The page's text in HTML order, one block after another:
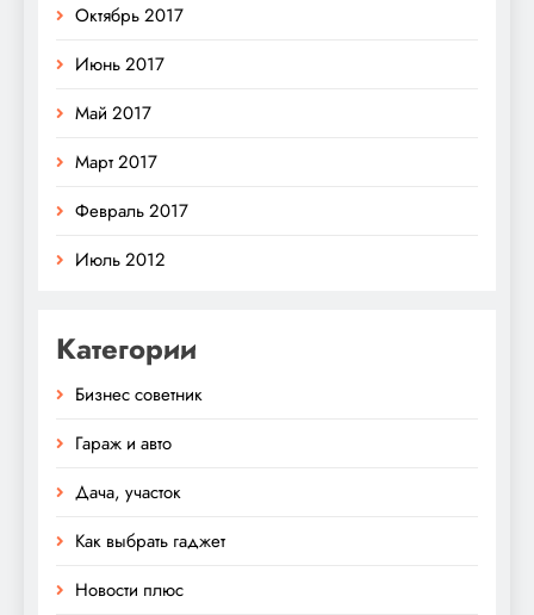
Октябрь 2017
Июнь 2017
Май 2017
Март 2017
Февраль 2017
Июль 2012
Категории
Бизнес советник
Гараж и авто
Дача, участок
Как выбрать гаджет
Новости плюс